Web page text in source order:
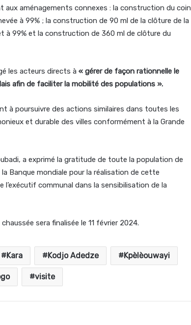
aux aménagements connexes : la construction du coin
à 99% ; la construction de 90 ml de la clôture de la
à 99% et la construction de 360 ml de clôture du
les acteurs directs à « gérer de façon rationnelle le
afin de faciliter la mobilité des populations ».
à poursuivre des actions similaires dans toutes les
et durable des villes conformément à la Grande
a exprimé la gratitude de toute la population de
Banque mondiale pour la réalisation de cette
communal dans la sensibilisation de la
sera finalisée le 11 février 2024.
Kara Kodjo Adedze Kpèlèouwayi
visite